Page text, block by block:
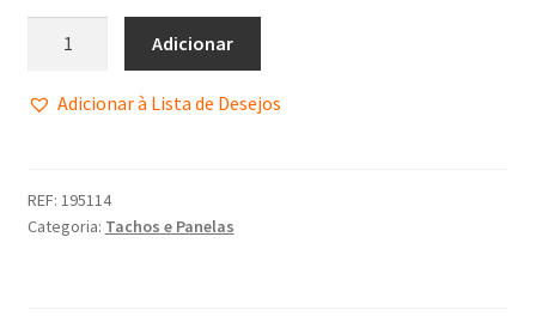
Termos e Condições
Adicionar
Adicionar à Lista de Desejos
REF: 195114
Categoria: Tachos e Panelas